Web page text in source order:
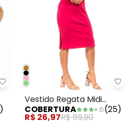
Cobertura - Jaqueta com Pelo
)
Vestido Regata Midi
Básico Rosa
COBERTURA (25)
R$ 26,97R$ 89,90